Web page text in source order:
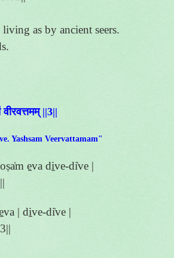
as by ancient seers.
||3||
Yashsam Veervattamam"
e̱va di̱ve-di̍ve |
| di̱ve-di̍ve |